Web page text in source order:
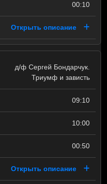
00:10
Открыть описание
д/ф Сергей Бондарчук.
Триумф и зависть
09:10
10:00
00:50
Открыть описание